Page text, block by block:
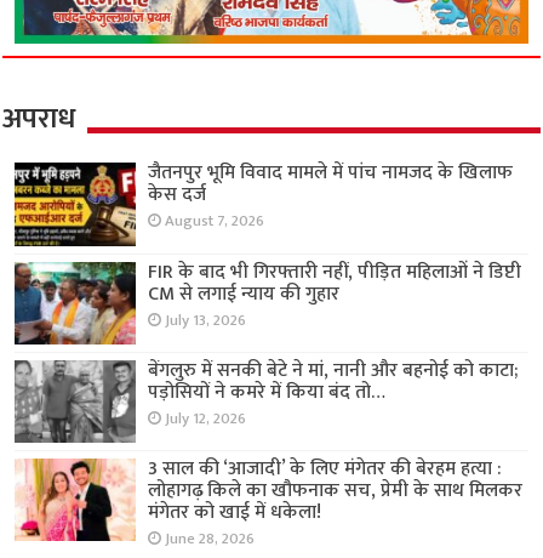
अपराध
जैतनपुर भूमि विवाद मामले में पांच नामजद के खिलाफ
केस दर्ज
August 7, 2026
FIR के बाद भी गिरफ्तारी नहीं, पीड़ित महिलाओं ने डिप्टी
CM से लगाई न्याय की गुहार
July 13, 2026
बेंगलुरु में सनकी बेटे ने मां, नानी और बहनोई को काटा;
पड़ोसियों ने कमरे में किया बंद तो…
July 12, 2026
3 साल की ‘आजादी’ के लिए मंगेतर की बेरहम हत्या :
लोहागढ़ किले का खौफनाक सच, प्रेमी के साथ मिलकर
मंगेतर को खाई में धकेला!
June 28, 2026